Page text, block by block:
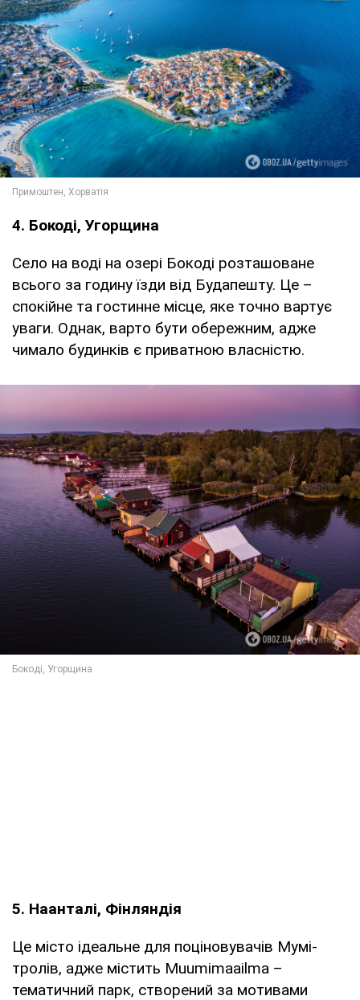
4. Бокоді, Угорщина
Село на воді на озері Бокоді розташоване
всього за годину їзди від Будапешту. Це –
спокійне та гостинне місце, яке точно вартує
уваги. Однак, варто бути обережним, адже
чимало будинків є приватною власністю.
5. Наанталі, Фінляндія
Це місто ідеальне для поціновувачів Мумі-
тролів, адже містить Muumimaailma –
тематичний парк, створений за мотивами